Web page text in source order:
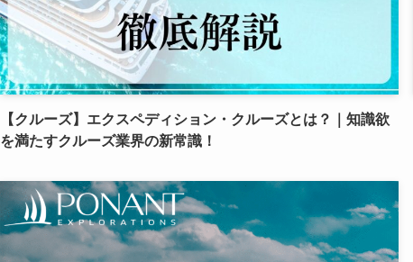
【クルーズ】エクスペディション・クルーズとは？｜知識欲
を満たすクルーズ業界の新常識！